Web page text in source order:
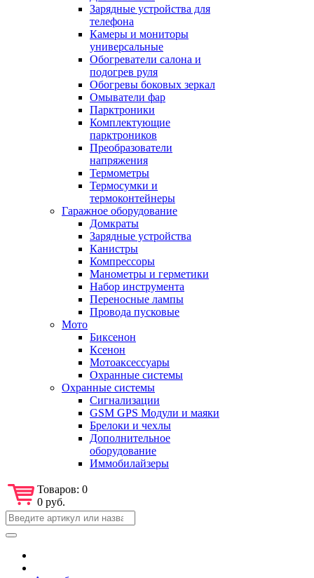
Зарядные устройства для
телефона
Камеры и мониторы
универсальные
Обогреватели салона и
подогрев руля
Обогревы боковых зеркал
Омыватели фар
Парктроники
Комплектующие
парктроников
Преобразователи
напряжения
Термометры
Термосумки и
термоконтейнеры
Гаражное оборудование
Домкраты
Зарядные устройства
Канистры
Компрессоры
Манометры и герметики
Набор инструмента
Переносные лампы
Провода пусковые
Мото
Биксенон
Ксенон
Мотоаксессуары
Охранные системы
Охранные системы
Сигнализации
GSM GPS Модули и маяки
Брелоки и чехлы
Дополнительное
оборудование
Иммобилайзеры
Товаров: 0
0 руб.